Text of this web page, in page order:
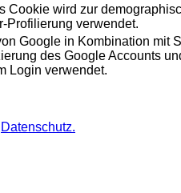
Cookie wird zur
Profilierung verwendet.
Google in Kombination mit
des Google Accounts
Login verwendet.
Datenschutz.